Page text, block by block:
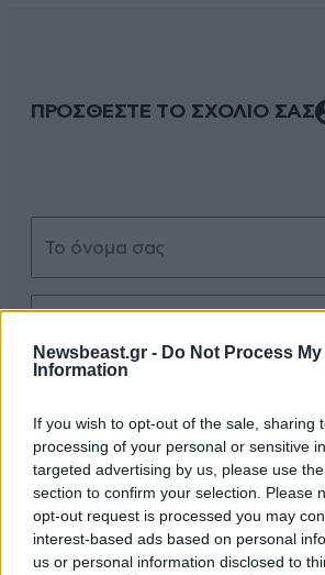
Newsbeast.gr - Do Not Process My
Information
If you wish to opt-out of the sale, sharing
processing of your personal or sensitive
targeted advertising by us, please use
section to confirm your selection. Please
opt-out request is processed you may
interest-based ads based on personal
us or personal information disclosed to
ΠΡΟΣΘΕΣΤΕ ΤΟ ΣΧΟΛΙΟ ΣΑΣ
Xαρακτήρες: 0/1000
Διαβάστε και ακολουθήστε τους